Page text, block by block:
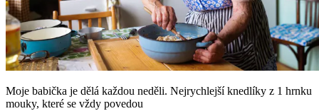
Moje babička je dělá každou neděli. Nejrychlejší knedlíky z 1 hrnku
mouky, které se vždy povedou